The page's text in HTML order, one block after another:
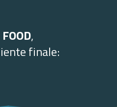
,
finale: